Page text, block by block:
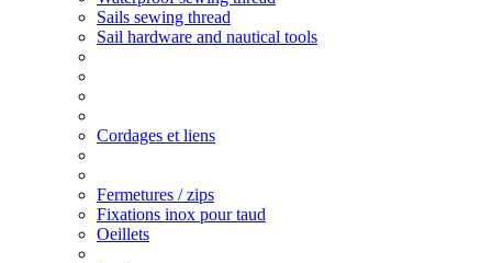
Sails sewing thread
Sail hardware and nautical tools
Cordages et liens
Fermetures / zips
Fixations inox pour taud
Oeillets